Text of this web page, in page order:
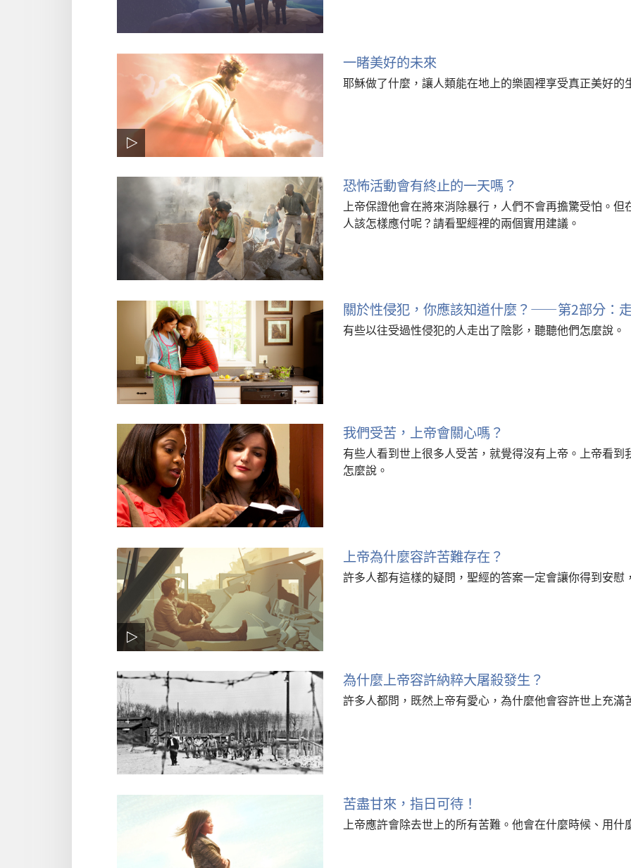
一睹美好的未來
耶穌做了什麼，讓人類能在地上的樂園裡享受真正美好的
恐怖活動會有終止的一天嗎？
上帝保證他會在將來消除暴行，人們不會再擔驚受怕。
人該怎樣應付呢？請看聖經裡的兩個實用建議。
關於性侵犯，你應該知道什麼？——第2部分：
有些以往受過性侵犯的人走出了陰影，聽聽他們怎麼說。
我們受苦，上帝會關心嗎？
有些人看到世上很多人受苦，就覺得沒有上帝。上帝看
怎麼說。
上帝為什麼容許苦難存在？
許多人都有這樣的疑問，聖經的答案一定會讓你得到安慰
為什麼上帝容許納粹大屠殺發生？
許多人都問，既然上帝有愛心，為什麼他會容許世上充
苦盡甘來，指日可待！
上帝應許會除去世上的所有苦難。他會在什麼時候、用什